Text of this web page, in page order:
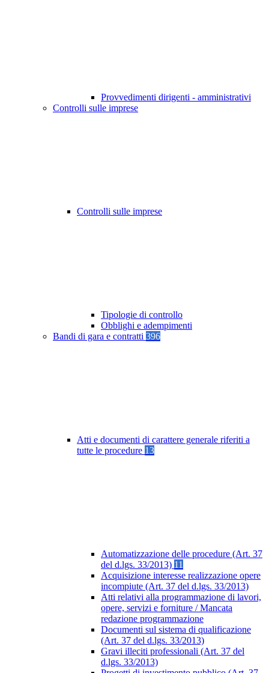
Provvedimenti dirigenti - amministrativi
Controlli sulle imprese
Controlli sulle imprese
Tipologie di controllo
Obblighi e adempimenti
Bandi di gara e contratti 396
Atti e documenti di carattere generale riferiti a
tutte le procedure 13
Automatizzazione delle procedure (Art. 37
del d.lgs. 33/2013) 11
Acquisizione interesse realizzazione opere
incompiute (Art. 37 del d.lgs. 33/2013)
Atti relativi alla programmazione di lavori,
opere, servizi e forniture / Mancata
redazione programmazione
Documenti sul sistema di qualificazione
(Art. 37 del d.lgs. 33/2013)
Gravi illeciti professionali (Art. 37 del
d.lgs. 33/2013)